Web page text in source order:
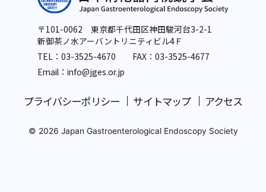
〒101-0062 東京都千代田区神田駿河台3-2-1
新御茶ノ水アーバントリニティビル4Ｆ
TEL：03-3525-4670 FAX：03-3525-4677
Email：info@jges.or.jp
プライバシーポリシー サイトマップ アクセス
© 2026 Japan Gastroenterological Endoscopy Society